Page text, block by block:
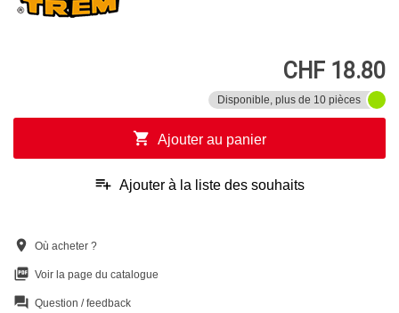
CHF 18.80
Disponible, plus de 10 pièces
shopping_cart Ajouter au panier
playlist_add Ajouter à la liste des souhaits
location_on Où acheter ?
picture_as_pdf Voir la page du catalogue
question_answer Question / feedback